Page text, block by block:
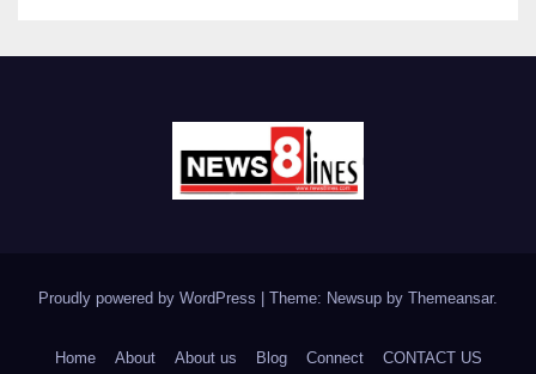
Proudly powered by WordPress Theme: Newsup by Themeansar.
Home About About us Blog Connect CONTACT US